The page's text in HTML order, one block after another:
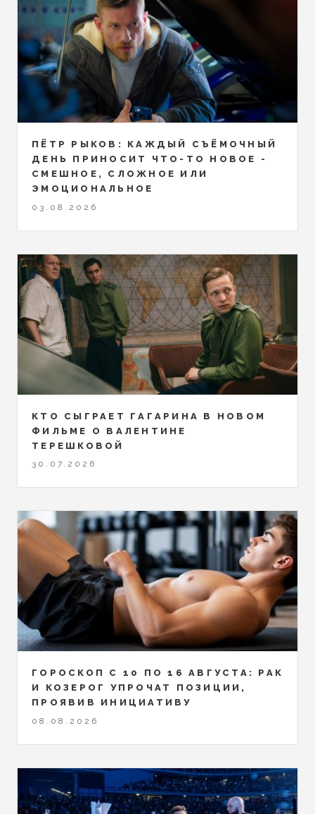
ПЁТР РЫКОВ: КАЖДЫЙ СЪЁМОЧНЫЙ
ДЕНЬ ПРИНОСИТ ЧТО-ТО НОВОЕ -
СМЕШНОЕ, СЛОЖНОЕ ИЛИ
ЭМОЦИОНАЛЬНОЕ
03.08.2026
КТО СЫГРАЕТ ГАГАРИНА В НОВОМ
ФИЛЬМЕ О ВАЛЕНТИНЕ
ТЕРЕШКОВОЙ
30.07.2026
ГОРОСКОП С 10 ПО 16 АВГУСТА: РАК
И КОЗЕРОГ УПРОЧАТ ПОЗИЦИИ,
ПРОЯВИВ ИНИЦИАТИВУ
08.08.2026